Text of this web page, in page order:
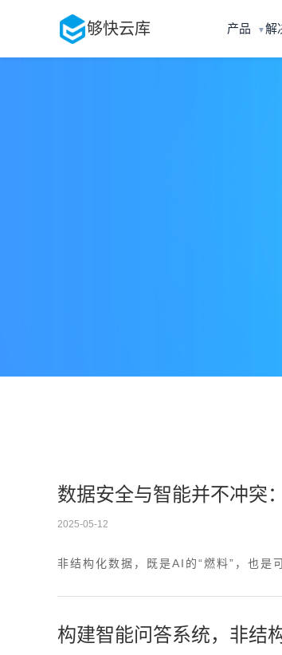
够快云库 产品 ▼解
数据安全与智能并不冲突
2025-05-12
非结构化数据，既是AI的“燃料”，也是
构建智能问答系统，非结